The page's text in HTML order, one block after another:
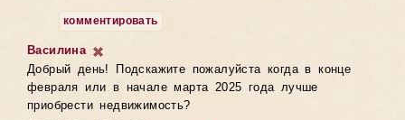
комментировать
Василина
Добрый день! Подскажите пожалуйста когда в конце
февраля или в начале марта 2025 года лучше
приобрести недвижимость?